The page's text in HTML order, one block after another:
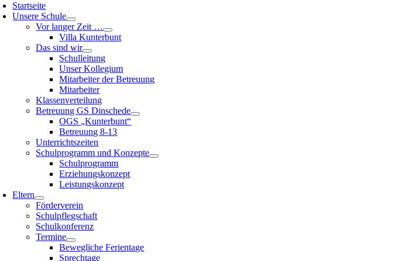
Startseite
Unsere Schule
Vor langer Zeit …
Villa Kunterbunt
Das sind wir
Schulleitung
Unser Kollegium
Mitarbeiter der Betreuung
Mitarbeiter
Klassenverteilung
Betreuung GS Dinschede
OGS „Kunterbunt“
Betreuung 8-13
Unterrichtszeiten
Schulprogramm und Konzepte
Schulprogramm
Erziehungskonzept
Leistungskonzept
Eltern
Förderverein
Schulpflegschaft
Schulkonferenz
Termine
Bewegliche Ferientage
Sprechtage